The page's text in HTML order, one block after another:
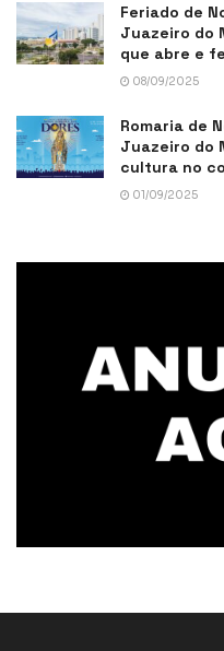
Feriado de
Juazeiro do
que abre e
08/09/2025
Romaria de
Juazeiro do
cultura no
01/09/2025